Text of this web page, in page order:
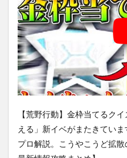
【荒野行動】金枠当てるク
える」新イベがまたきてい
プロ解説。こうやこうど拡